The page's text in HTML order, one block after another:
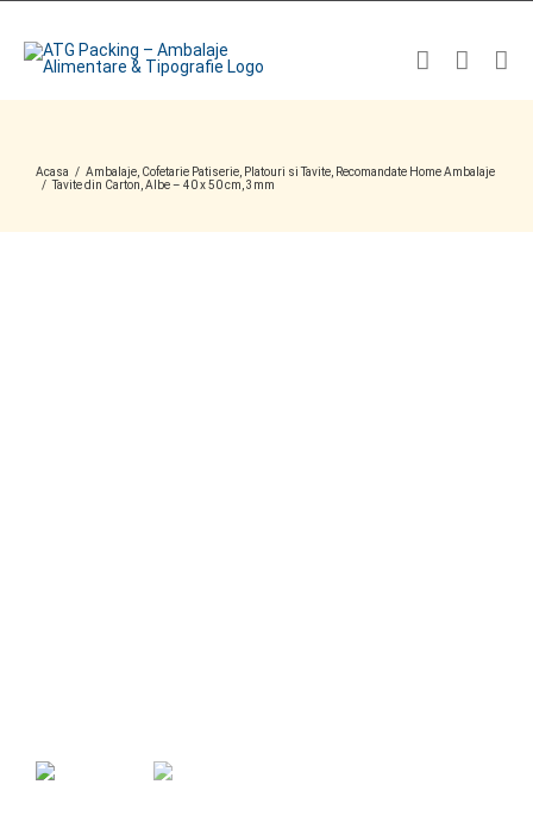
content
Acasa / Ambalaje Cofetarie Patiserie Platouri si Tavite Recomandate Home Ambalaje
/ Tavite din Carton, Albe – 40 x 50 cm, 3mm